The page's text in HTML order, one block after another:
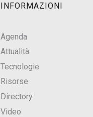
INFORMAZIONI
Agenda
Attualità
Tecnologie
Risorse
Directory
Video